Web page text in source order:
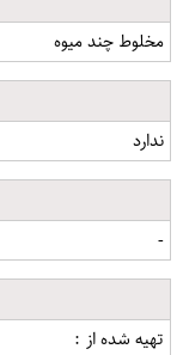
مخلوط چند میوه
ندارد
-
تهیه شده از :